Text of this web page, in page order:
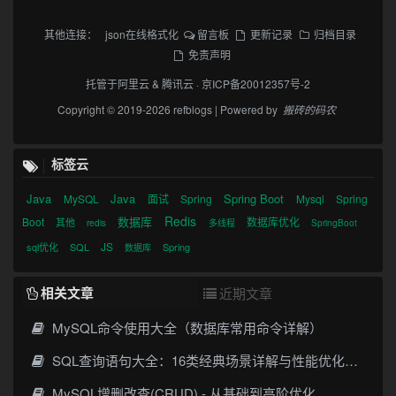
其他连接： json在线格式化 留言板 更新记录
归档目录
免责声明
托管于阿里云& 腾讯云 ·京ICP备20012357号-2
Copyright © 2019-2026 refblogs | Powered by 搬砖的码农
标签云
Java MySQL Java 面试 Spring Spring Boot Mysql
Spring
Boot
其他 redis 数据库 Redis 多线程 数据库优化 SpringBoot
sql优化 SQL JS 数据库 Spring
相关文章
近期文章
MySQL命令使用大全（数据库常用命令详解）
SQL查询语句大全：16类经典场景详解与性能优化指南